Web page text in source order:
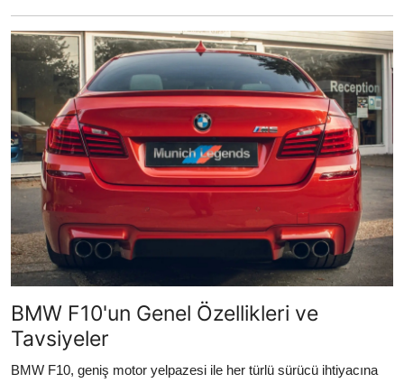
BMW F10'un Genel Özellikleri ve
Tavsiyeler
BMW F10, geniş motor yelpazesi ile her türlü sürücü ihtiyacına